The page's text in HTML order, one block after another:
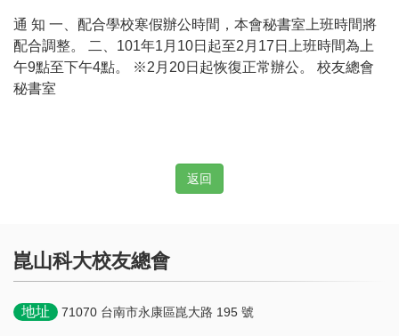
通 知 一、配合學校寒假辦公時間，本會秘書室上班時間將
配合調整。 二、101年1月10日起至2月17日上班時間為上
午9點至下午4點。 ※2月20日起恢復正常辦公。 校友總會
秘書室
返回
崑山科大校友總會
地址 71070 台南市永康區崑大路 195 號